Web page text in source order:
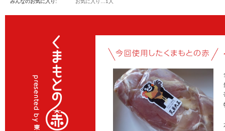
みんなのお気に入り: お気に入り… 1人